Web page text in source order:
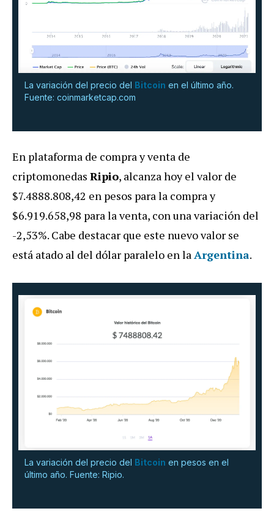
La variación del precio del Bitcoin en el último año.
Fuente: coinmarketcap.com
En plataforma de compra y venta de
criptomonedas Ripio, alcanza hoy el valor de
$7.4888.808,42 en pesos para la compra y
$6.919.658,98 para la venta, con una variación del
-2,53%. Cabe destacar que este nuevo valor se
está atado al del dólar paralelo en laArgentina.
La variación del precio del Bitcoin en pesos en el
último año. Fuente: Ripio.